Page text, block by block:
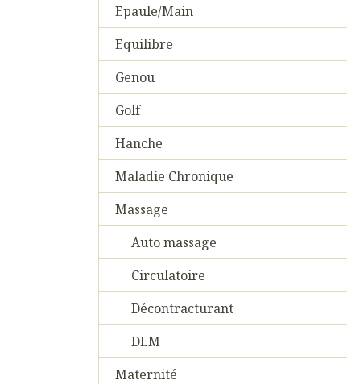
Epaule/Main
Equilibre
Genou
Golf
Hanche
Maladie Chronique
Massage
Auto massage
Circulatoire
Décontracturant
DLM
Maternité